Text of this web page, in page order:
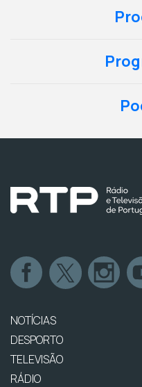
NOTÍCIAS
DESPORTO
TELEVISÃO
RÁDIO